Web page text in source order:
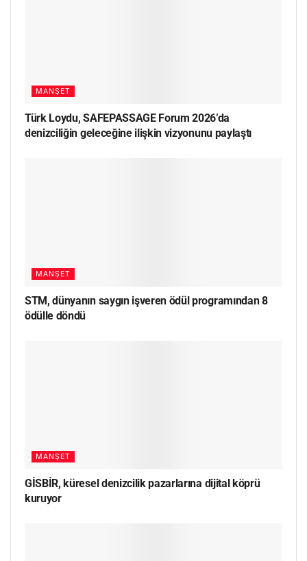
MANŞET
Türk Loydu, SAFEPASSAGE Forum 2026’da
denizciliğin geleceğine ilişkin vizyonunu paylaştı
MANŞET
STM, dünyanın saygın işveren ödül programından 8
ödülle döndü
MANŞET
GİSBİR, küresel denizcilik pazarlarına dijital köprü
kuruyor